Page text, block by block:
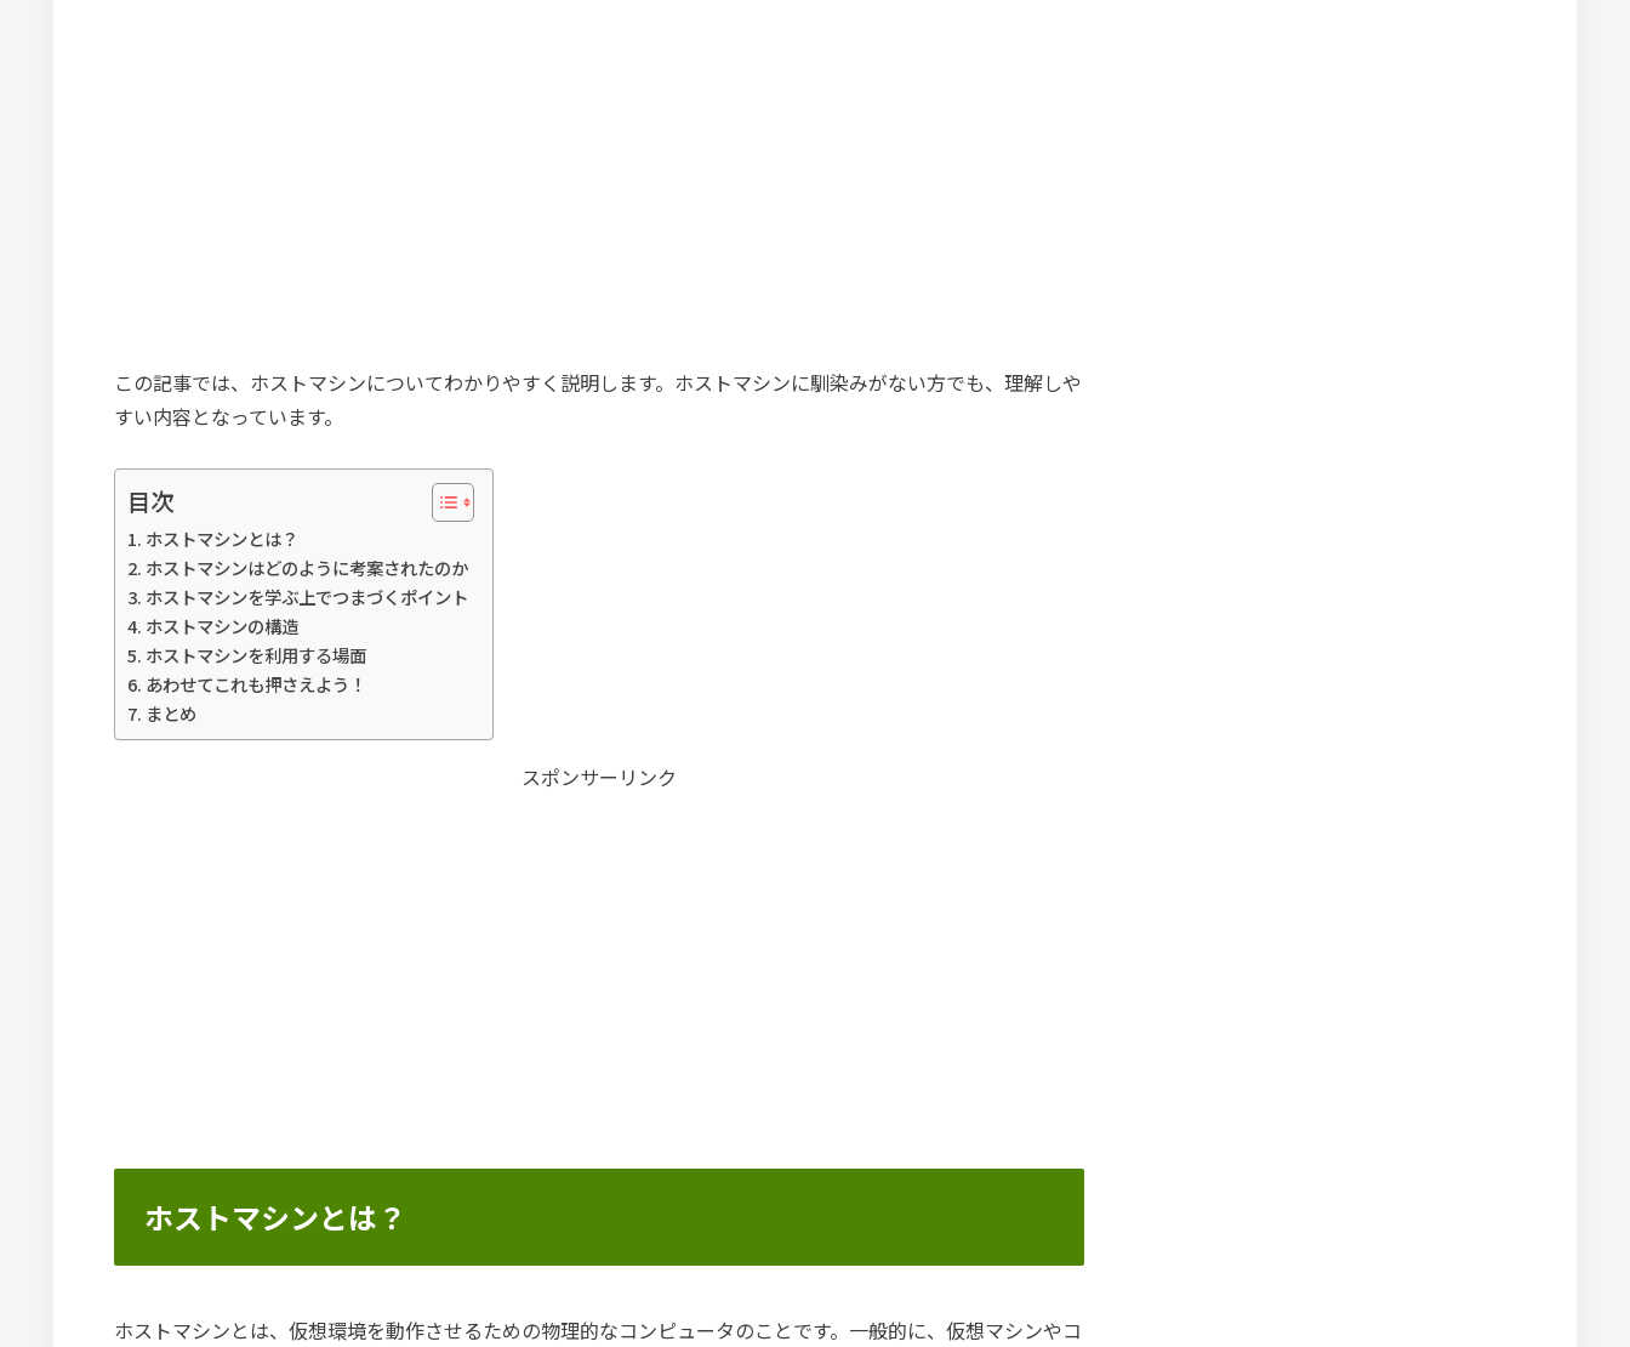
この記事では、ホストマシンについてわかりやすく説明します。ホストマシンに馴染みがない方でも、理解しや
すい内容となっています。
目次
ホストマシンとは？
ホストマシンはどのように考案されたのか
ホストマシンを学ぶ上でつまづくポイント
ホストマシンの構造
ホストマシンを利用する場面
あわせてこれも押さえよう！
まとめ
スポンサーリンク
ホストマシンとは？
ホストマシンとは、仮想環境を動作させるための物理的なコンピュータのことです。一般的に、仮想マシンやコ